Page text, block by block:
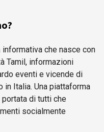
che nasce con
Tamil, informazioni
eventi e vicende di
in Italia. Una piattaforma
di tutti che
socialmente